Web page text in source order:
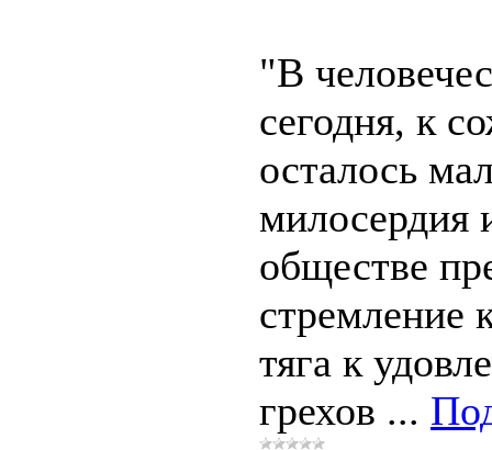
"В
сегодня, к
осталось
милосердия
обществе
стремление
тяга к
грехов ...